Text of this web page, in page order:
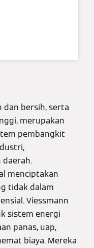
dan bersih, serta
merupakan
pembangkit
daerah.
menciptakan
tidak dalam
Viessmann
sistem energi
panas, uap,
biaya. Mereka